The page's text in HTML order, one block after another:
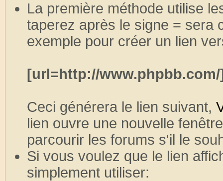
La première méthode utilise
taperez après le signe = sera
exemple pour créer un lien
[url=http://
Ceci générera le lien suivant,
lien ouvre une nouvelle
parcourir les forums s'il le
Si vous voulez que le lien
simplement utiliser: